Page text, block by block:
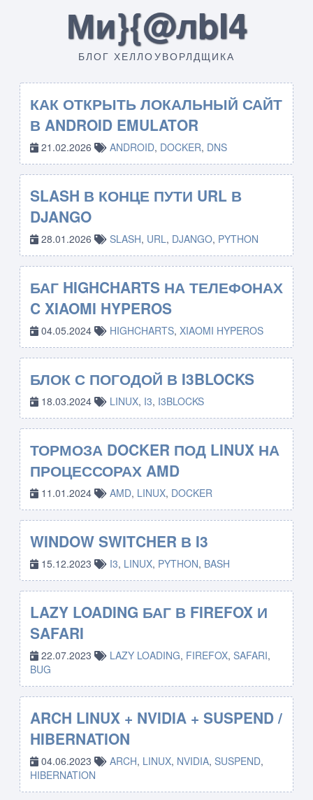
Ми}{@лbI4
БЛОГ ХЕЛЛОУВОРЛДЩИКА
КАК ОТКРЫТЬ ЛОКАЛЬНЫЙ САЙТ
В ANDROID EMULATOR
21.02.2026 ANDROID, DOCKER, DNS
SLASH В КОНЦЕ ПУТИ URL В
DJANGO
28.01.2026 SLASH, URL, DJANGO, PYTHON
БАГ HIGHCHARTS НА ТЕЛЕФОНАХ
C XIAOMI HYPEROS
04.05.2024 HIGHCHARTS, XIAOMI HYPEROS
БЛОК С ПОГОДОЙ В I3BLOCKS
18.03.2024 LINUX, I3, I3BLOCKS
ТОРМОЗА DOCKER ПОД LINUX НА
ПРОЦЕССОРАХ AMD
11.01.2024 AMD, LINUX, DOCKER
WINDOW SWITCHER В I3
15.12.2023 I3, LINUX, PYTHON, BASH
LAZY LOADING БАГ В FIREFOX И
SAFARI
22.07.2023 LAZY LOADING, FIREFOX, SAFARI,
BUG
ARCH LINUX + NVIDIA + SUSPEND /
HIBERNATION
04.06.2023 ARCH, LINUX, NVIDIA, SUSPEND,
HIBERNATION